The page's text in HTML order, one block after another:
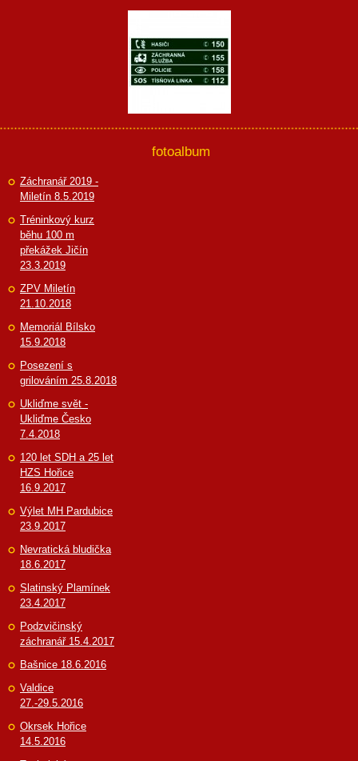
fotoalbum
Záchranář 2019 -
Miletín 8.5.2019
Tréninkový kurz
běhu 100 m
překážek Jičín
23.3.2019
ZPV Miletín
21.10.2018
Memoriál Bílsko
15.9.2018
Posezení s
grilováním 25.8.2018
Ukliďme svět -
Ukliďme Česko
7.4.2018
120 let SDH a 25 let
HZS Hořice
16.9.2017
Výlet MH Pardubice
23.9.2017
Nevratická bludička
18.6.2017
Slatinský Plamínek
23.4.2017
Podzvičinský
záchranář 15.4.2017
Bašnice 18.6.2016
Valdice
27.-29.5.2016
Okrsek Hořice
14.5.2016